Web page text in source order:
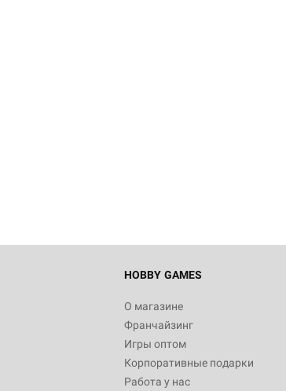
HOBBY GAMES
О магазине
Франчайзинг
Игры оптом
Корпоративные подарки
Работа у нас